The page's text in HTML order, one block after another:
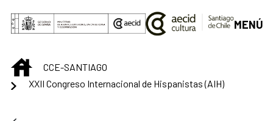
Saltar al contenido principal
MENÚ
INICIOCCE-SANTIAGO
XXII Congreso Internacional de Hispanistas (AIH)